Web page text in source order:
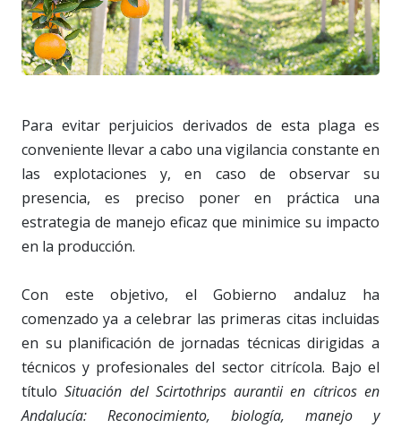
Para evitar perjuicios derivados de esta plaga es
conveniente llevar a cabo una vigilancia constante en
las explotaciones y, en caso de observar su
presencia, es preciso poner en práctica una
estrategia de manejo eficaz que minimice su impacto
en la producción.
Con este objetivo, el Gobierno andaluz ha
comenzado ya a celebrar las primeras citas incluidas
en su planificación de jornadas técnicas dirigidas a
técnicos y profesionales del sector citrícola. Bajo el
títuloSituación del Scirtothrips aurantii en cítricos en
Andalucía: Reconocimiento, biología, manejo y